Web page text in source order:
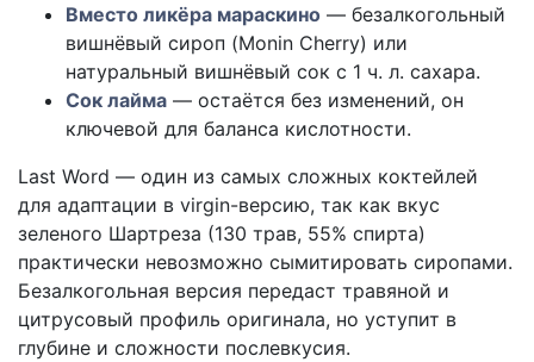
Вместо ликёра мараскино — безалкогольный
вишнёвый сироп (Monin Cherry) или
натуральный вишнёвый сок с 1 ч. л. сахара.
Сок лайма — остаётся без изменений, он
ключевой для баланса кислотности.
Last Word — один из самых сложных коктейлей
для адаптации в virgin-версию, так как вкус
зеленого Шартреза (130 трав, 55% спирта)
практически невозможно сымитировать сиропами.
Безалкогольная версия передаст травяной и
цитрусовый профиль оригинала, но уступит в
глубине и сложности послевкусия.